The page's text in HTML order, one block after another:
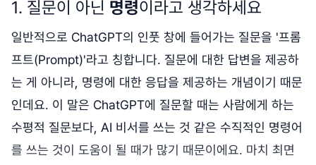
1. 질문이 아닌 명령이라고 생각하세요
일반적으로 ChatGPT의 인풋 창에 들어가는 질문을 '프롬
프트(Prompt)'라고 칭합니다. 질문에 대한 답변을 제공하
는 게 아니라, 명령에 대한 응답을 제공하는 개념이기 때문
인데요. 이 말은 ChatGPT에 질문할 때는 사람에게 하는
수평적 질문보다, AI 비서를 쓰는 것 같은 수직적인 명령어
를 쓰는 것이 도움이 될 때가 많기 때문이에요. 마치 최면